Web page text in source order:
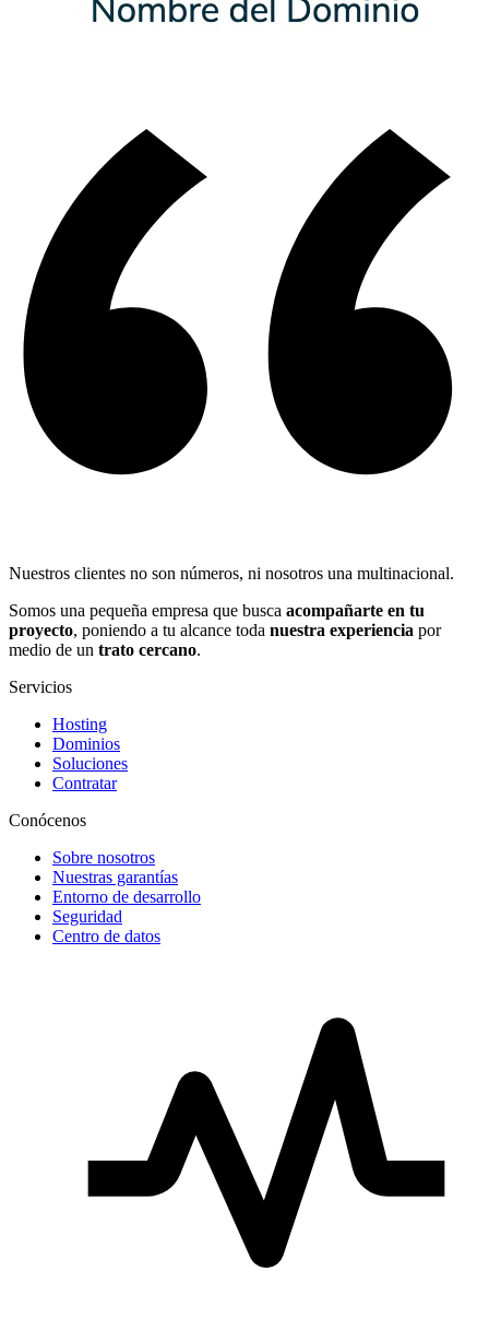
Nuestros clientes no son números, ni nosotros una multinacional.
Somos una pequeña empresa que busca acompañarte en tu
proyecto, poniendo a tu alcance toda nuestra experiencia por
medio de un trato cercano.
Servicios
Hosting
Dominios
Soluciones
Contratar
Conócenos
Sobre nosotros
Nuestras garantías
Entorno de desarrollo
Seguridad
Centro de datos